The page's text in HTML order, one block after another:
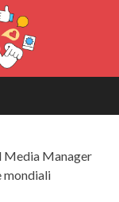
Media Manager
mondiali